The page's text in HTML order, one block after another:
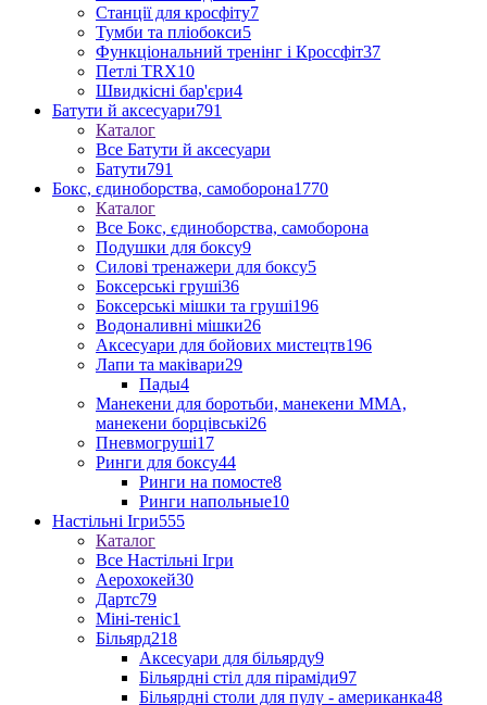
Станції для кросфіту7
Тумби та пліобокси5
Функціональний тренінг і Кроссфіт37
Петлі TRX10
Швидкісні бар'єри4
Батути й аксесуари791
Каталог
Все Батути й аксесуари
Батути791
Бокс, єдиноборства, самоборона1770
Каталог
Все Бокс, єдиноборства, самоборона
Подушки для боксу9
Силові тренажери для боксу5
Боксерські груші36
Боксерські мішки та груші196
Водоналивні мішки26
Аксесуари для бойових мистецтв196
Лапи та маківари29
Пады4
Манекени для боротьби, манекени ММА,
манекени борцівські26
Пневмогруші17
Ринги для боксу44
Ринги на помосте8
Ринги напольные10
Настільні Ігри555
Каталог
Все Настільні Ігри
Аерохокей30
Дартс79
Міні-теніс1
Більярд218
Аксесуари для більярду9
Більярдні стіл для піраміди97
Більярдні столи для пулу - американка48